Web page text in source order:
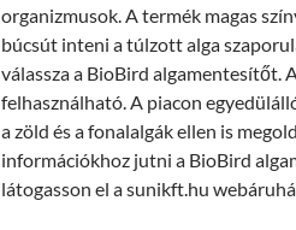
organizmusok. A termék magas
búcsút inteni a túlzott alga
válassza a BioBird algamentesítőt.
felhasználható. A piacon
a zöld és a fonalalgák ellen is
információkhoz jutni a BioBird
látogasson el a sunikft.hu